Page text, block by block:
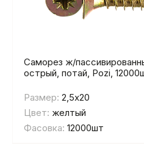
Саморез ж/
острый, потай, Pozi,
Размер: 2,5х20
Цвет: желтый
Фасовка: 12000шт